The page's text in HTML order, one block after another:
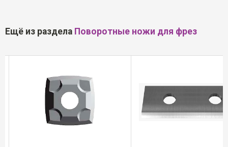
Ещё из раздела Поворотные ножи для фрез